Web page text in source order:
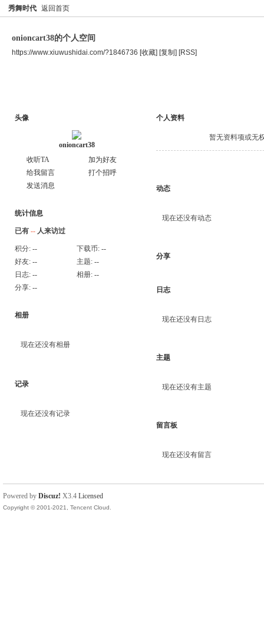
秀舞时代 返回首页
onioncart38的个人空间
https://www.xiuwushidai.com/?1846736 [收藏] [复制] [RSS]
头像
onioncart38
收听TA
加为好友
给我留言
打个招呼
发送消息
统计信息
已有 -- 人来访过
积分: -- 下载币: --
好友: -- 主题: --
日志: -- 相册: --
分享: --
相册
现在还没有相册
记录
现在还没有记录
个人资料
暂无资料项或无
动态
现在还没有动态
分享
日志
现在还没有日志
主题
现在还没有主题
留言板
现在还没有留言
Powered by Discuz! X3.4 Licensed
Copyright © 2001-2021, Tencent Cloud.